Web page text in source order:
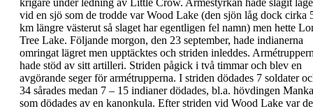
krigare under ledning av Little Crow. Arméstyrkan hade slagit
vid en sjö som de trodde var Wood Lake (den sjön låg dock cirka
km längre västerut så slaget har egentligen fel namn) men hette
Tree Lake. Följande morgon, den 23 september, hade indianerna
omringat lägret men upptäcktes och striden inleddes.
hade stöd av sitt artilleri. Striden pågick i två timmar och blev en
avgörande seger för armétrupperna. I striden dödades 7 soldater
34 sårades medan 7 – 15 indianer dödades, bl.a. hövdingen
som dödades av en kanonkula. Efter striden vid Wood Lake var